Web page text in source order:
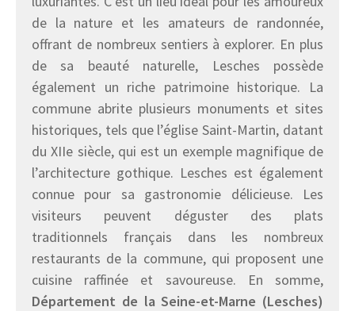
de la nature et les amateurs de randonnée,
offrant de nombreux sentiers à explorer. En plus
de sa beauté naturelle, Lesches possède
également un riche patrimoine historique. La
commune abrite plusieurs monuments et sites
historiques, tels que l’église Saint-Martin, datant
du XIIe siècle, qui est un exemple magnifique de
l’architecture gothique. Lesches est également
connue pour sa gastronomie délicieuse. Les
visiteurs peuvent déguster des plats
traditionnels français dans les nombreux
restaurants de la commune, qui proposent une
cuisine raffinée et savoureuse. En somme,
Département de la Seine-et-Marne (Lesches)